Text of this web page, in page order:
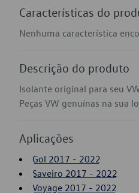
Características do
Nenhuma característica
Descrição do produto
Isolante original para seu
Peças VW genuínas na sua
Aplicações
Gol 2017 - 2022
Saveiro 2017 - 2022
Voyage 2017 - 2022